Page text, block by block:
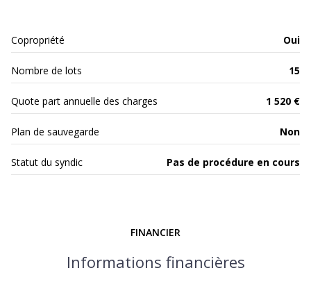
Copropriété Oui
Nombre de lots 15
Quote part annuelle des charges 1 520 €
Plan de sauvegarde Non
Statut du syndic Pas de procédure en cours
FINANCIER
Informations financières